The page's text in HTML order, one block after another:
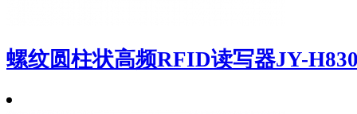
螺纹圆柱状高频RFID读写器JY-